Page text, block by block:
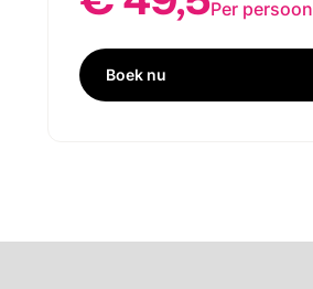
Per persoon
Boek nu